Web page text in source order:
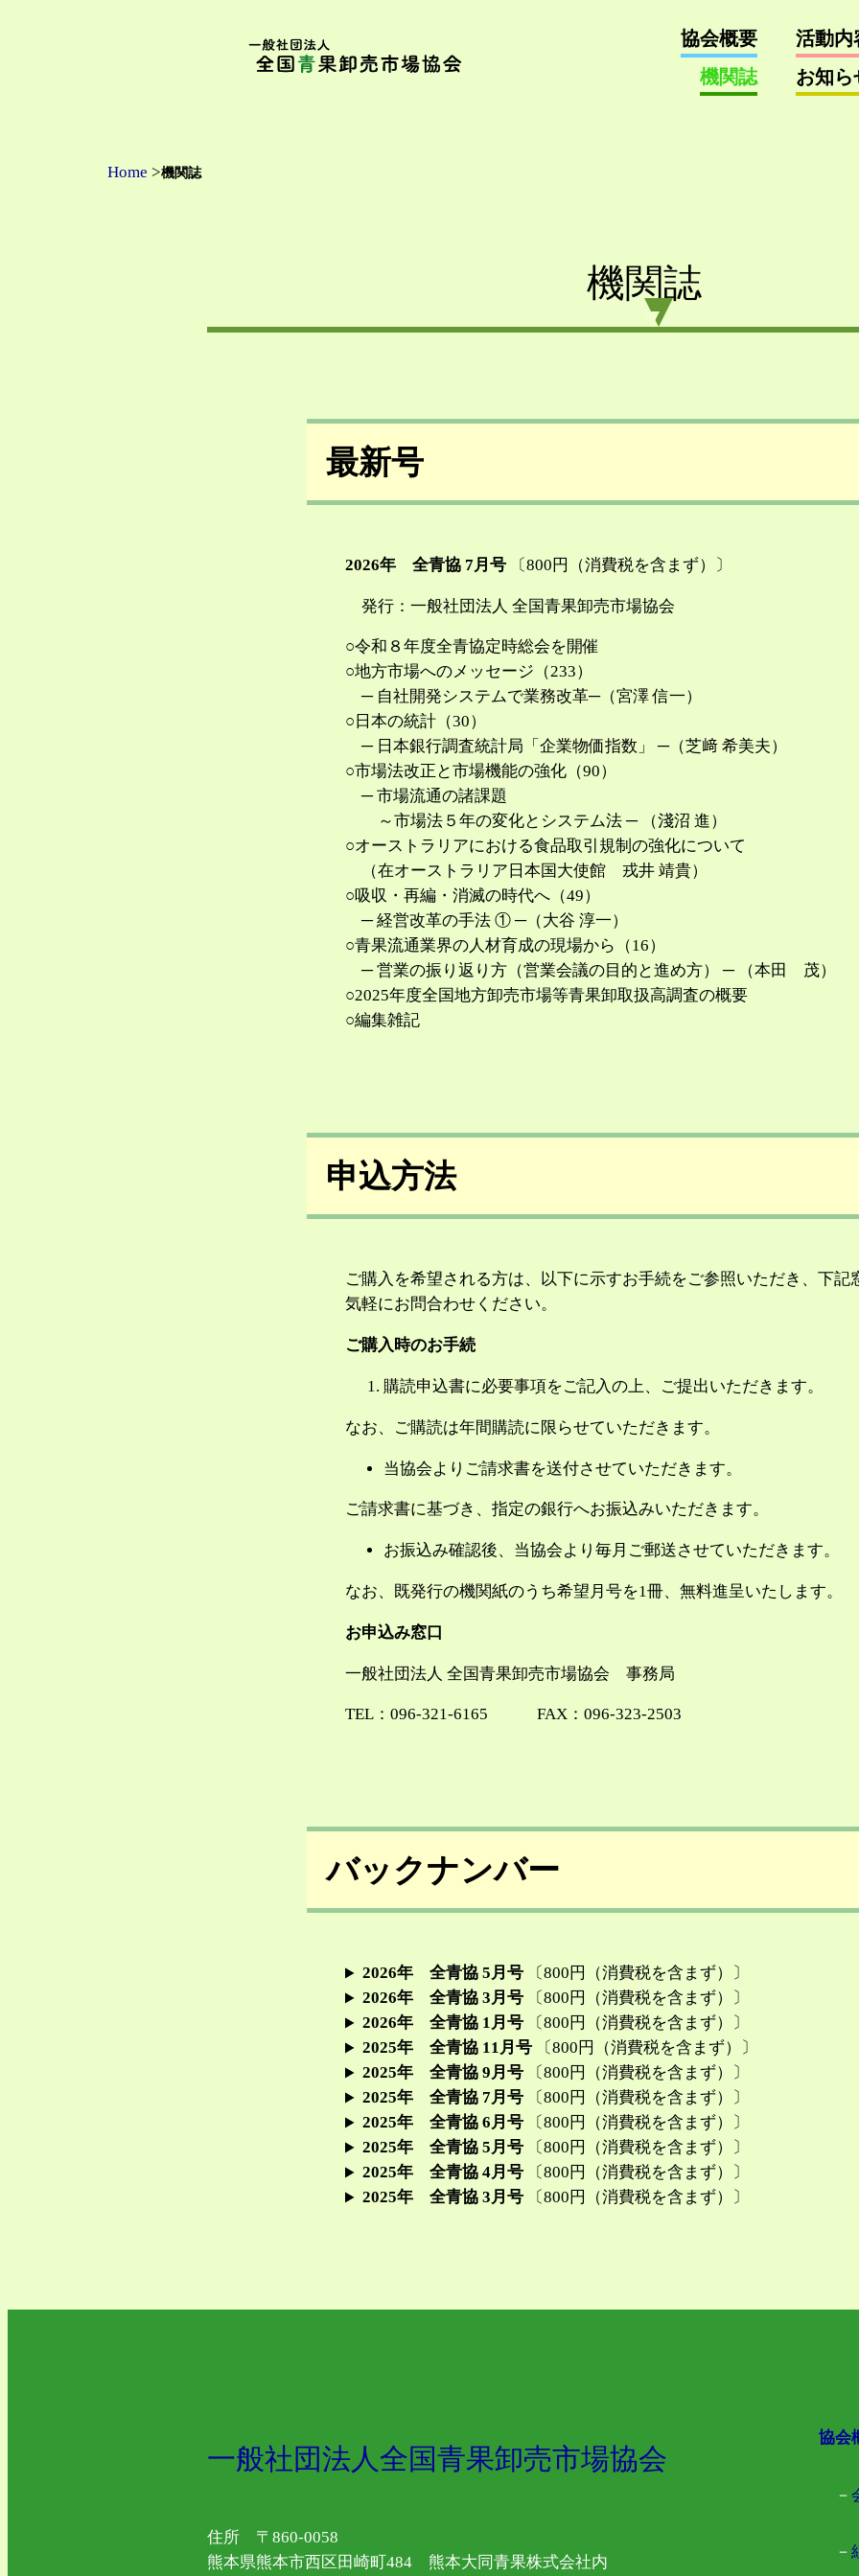
協会概要 活動内
機関誌
お知ら
Home >機関誌
機関誌
最新号
2026年 全青協 7月号 〔800円（消費税を含まず）〕
発行：一般社団法人 全国青果卸売市場協会
○令和８年度全青協定時総会を開催
○地方市場へのメッセージ（233）
─ 自社開発システムで業務改革─（宮澤 信一）
○日本の統計（30）
─ 日本銀行調査統計局「企業物価指数」 ─（芝﨑 希美夫）
○市場法改正と市場機能の強化（90）
─ 市場流通の諸課題
～市場法５年の変化とシステム法 ─ （淺沼 進）
○オーストラリアにおける食品取引規制の強化について
（在オーストラリア日本国大使館 戎井 靖貴）
○吸収・再編・消滅の時代へ（49）
─ 経営改革の手法 ① ─（大谷 淳一）
○青果流通業界の人材育成の現場から（16）
─ 営業の振り返り方（営業会議の目的と進め方） ─ （本田 茂）
○2025年度全国地方卸売市場等青果卸取扱高調査の概要
○編集雑記
申込方法
ご購入を希望される方は、以下に示すお手続をご参照いただき、下記
気軽にお問合わせください。
ご購入時のお手続
購読申込書に必要事項をご記入の上、ご提出いただきます。
なお、ご購読は年間購読に限らせていただきます。
当協会よりご請求書を送付させていただきます。
ご請求書に基づき、指定の銀行へお振込みいただきます。
お振込み確認後、当協会より毎月ご郵送させていただきます。
なお、既発行の機関紙のうち希望月号を1冊、無料進呈いたします。
お申込み窓口
一般社団法人 全国青果卸売市場協会 事務局
TEL：096-321-6165 FAX：096-323-2503
バックナンバー
2026年 全青協 5月号〔800円（消費税を含まず）〕
2026年 全青協 3月号〔800円（消費税を含まず）〕
2026年 全青協 1月号〔800円（消費税を含まず）〕
2025年 全青協 11月号〔800円（消費税を含まず）〕
2025年 全青協 9月号〔800円（消費税を含まず）〕
2025年 全青協 7月号〔800円（消費税を含まず）〕
2025年 全青協 6月号〔800円（消費税を含まず）〕
2025年 全青協 5月号
〔800円（消費税を含まず）〕
2025年 全青協 4月号
〔800円（消費税を含まず）〕
2025年 全青協 3月号
〔800円（消費税を含まず）〕
一般社団法人全国青果卸売市場協会
住所 〒860-0058
熊本県熊本市西区田崎町484 熊本大同青果株式会社内
協会
－
－